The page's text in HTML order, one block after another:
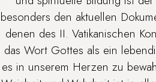
besonders den aktuellen
denen des II. Vatikanischen
das Wort Gottes als ein
es in unserem Herzen zu